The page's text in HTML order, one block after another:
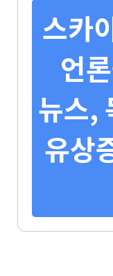
스카
언
뉴스,
유상